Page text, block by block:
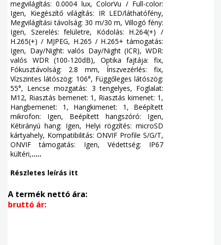
megvilágítás: 0.0004 lux, ColorVu / Full-color:
Igen, Kiegészítő világítás: IR LED/láthatófény,
Megvilágítási távolság: 30 m/30 m, Villogó fény:
Igen, Szerelés: felületre, Kódolás: H.264(+) /
H.265(+) / MJPEG, H.265 / H.265+ támogatás:
Igen, Day/Night: valós Day/Night (ICR), WDR:
valós WDR (100-120dB), Optika fajtája: fix,
Fókusztávolság: 2.8 mm, Íriszvezérlés: fix,
Vízszintes látószög: 106°, Függőleges látószög:
55°, Lencse mozgatás: 3 tengelyes, Foglalat:
M12, Riasztás bemenet: 1, Riasztás kimenet: 1,
Hangbemenet: 1, Hangkimenet: 1, Beépített
mikrofon: Igen, Beépített hangszóró: Igen,
Kétirányú hang: Igen, Helyi rögzítés: microSD
kártyahely, Kompatibilitás: ONVIF Profile S/G/T,
ONVIF támogatás: Igen, Védettség: IP67
kültéri,.....
Részletes leírás itt
A termék nettó ára:
bruttó ár: